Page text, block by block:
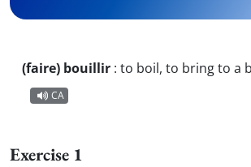
(faire) bouillir : to boil, to bring to a
CA
Exercise 1